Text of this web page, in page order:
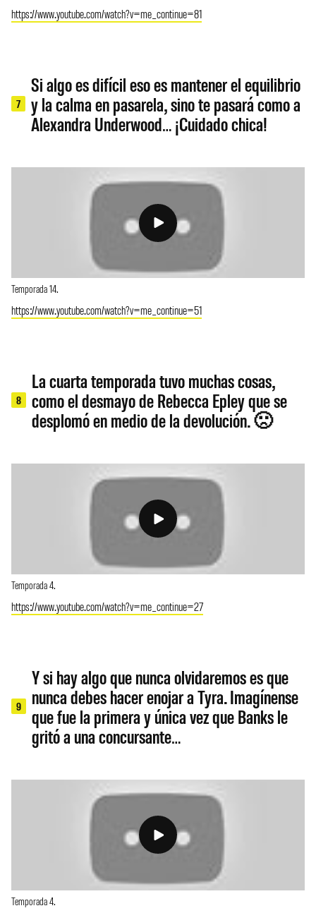
https://www.youtube.com/watch?v=me_continue=81
7
Si algo es difícil eso es mantener el equilibrio
y la calma en pasarela, sino te pasará como a
Alexandra Underwood… ¡Cuidado chica!
Temporada 14.
https://www.youtube.com/watch?v=me_continue=51
8
La cuarta temporada tuvo muchas cosas,
como el desmayo de Rebecca Epley que se
desplomó en medio de la devolución. 🙁
Temporada 4.
https://www.youtube.com/watch?v=me_continue=27
9
Y si hay algo que nunca olvidaremos es que
nunca debes hacer enojar a Tyra. Imagínense
que fue la primera y única vez que Banks le
gritó a una concursante…
Temporada 4.